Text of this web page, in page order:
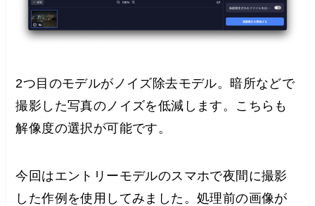
2つ目のモデルがノイズ除去モデル。暗所などで
撮影した写真のノイズを低減します。こちらも
解像度の選択が可能です。
今回はエントリーモデルのスマホで夜間に撮影
した作例を使用してみました。処理前の画像が